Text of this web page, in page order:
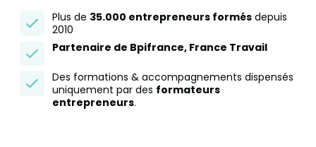
Plus de 35.000 entrepreneurs formésdepuis
2010
Partenaire de Bpifrance, France Travail
Des formations & accompagnements dispensés
uniquement par des formateurs
entrepreneurs.